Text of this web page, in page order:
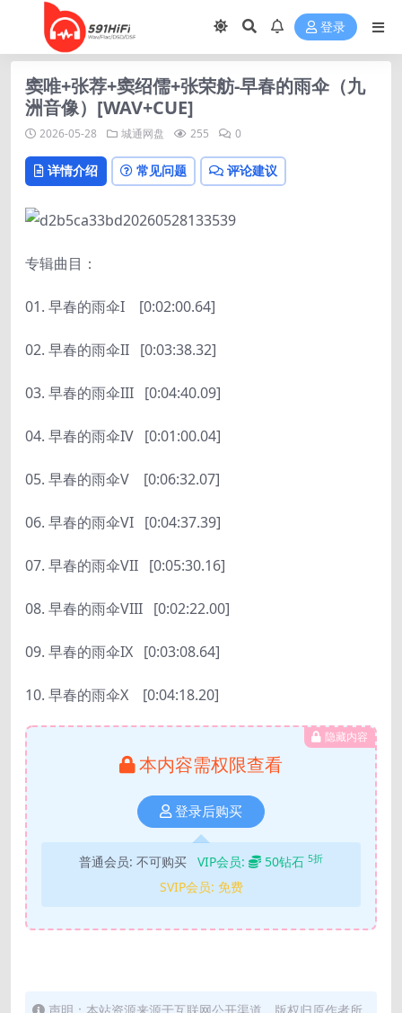
登录
窦唯+张荐+窦绍儒+张荣舫-早春的雨伞（九
洲音像）[WAV+CUE]
2026-05-28 城通网盘 255 0
详情介绍 常见问题 评论建议
专辑曲目：
01. 早春的雨伞I [0:02:00.64]
02. 早春的雨伞II [0:03:38.32]
03. 早春的雨伞III [0:04:40.09]
04. 早春的雨伞IV [0:01:00.04]
05. 早春的雨伞V [0:06:32.07]
06. 早春的雨伞VI [0:04:37.39]
07. 早春的雨伞VII [0:05:30.16]
08. 早春的雨伞VIII [0:02:22.00]
09. 早春的雨伞IX [0:03:08.64]
10. 早春的雨伞X [0:04:18.20]
隐藏内容
本内容需权限查看
登录后购买
普通会员: 不可购买 VIP会员: 50钻石 5折
SVIP会员: 免费